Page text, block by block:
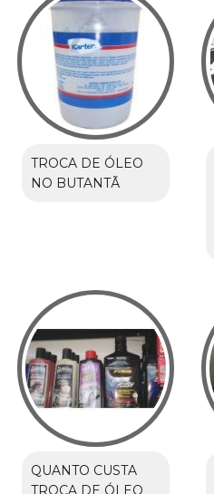
TROCA DE ÓLEO
NO BUTANTÃ
QUANTO CUSTA
TROCA DE ÓLEO